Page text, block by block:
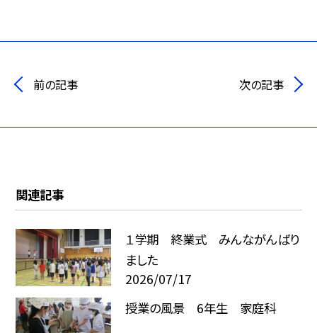
前の記事 次の記事
関連記事
１学期 終業式 みんながんばり
ました
2026/07/17
授業の風景 6年生 家庭科